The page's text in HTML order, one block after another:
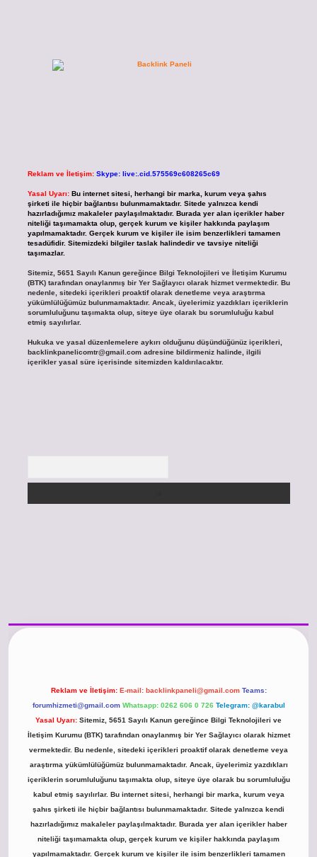
Reklam ve İletişim: Skype: live:.cid.575569c608265c69
Yasal Uyarı: Bu internet sitesi, herhangi bir marka, kurum veya şahıs
şirketi ile hiçbir bağlantısı bulunmamaktadır. Sitede yalnızca kendi
hazırladığımız makaleler paylaşılmaktadır. Burada yer alan içerikler haber
niteliği taşımamakta olup, gerçek kurum ve kişiler hakkında paylaşım
yapılmamaktadır. Gerçek kurum ve kişiler ile isim benzerlikleri tamamen
tesadüfidir. Sitemizdeki bilgiler taslak halindedir ve tavsiye niteliği
taşımazlar.
Sitemiz, 5651 Sayılı Kanun gereğince Bilgi Teknolojileri ve İletişim Kurumu
(BTK) tarafından onaylanmış bir Yer Sağlayıcı olarak hizmet vermektedir. Bu
nedenle, sitedeki içerikleri proaktif olarak denetleme veya araştırma
yükümlülüğümüz bulunmamaktadır. Ancak, üyelerimiz yazdıkları içeriklerin
sorumluluğunu taşımakta olup, siteye üye olarak bu sorumluluğu kabul
etmiş sayılırlar.
Hukuka ve yasal düzenlemelere aykırı olduğunu düşündüğünüz içerikleri,
backlinkpanelicomtr@gmail.comadresine bildirmeniz halinde, ilgili
içerikler yasal süre içerisinde sitemizden kaldırılacaktır.
Reklam ve İletişim: E-mail: backlinkpaneli@gmail.com Teams:
forumhizmeti@gmail.com Whatsapp: 0262 606 0 726 Telegram: @karabul
Yasal Uyarı: Sitemiz, 5651 Sayılı Kanun gereğince Bilgi Teknolojileri ve
İletişim Kurumu (BTK) tarafından onaylanmış bir Yer Sağlayıcı olarak hizmet
vermektedir. Bu nedenle, sitedeki içerikleri proaktif olarak denetleme veya
araştırma yükümlülüğümüz bulunmamaktadır. Ancak, üyelerimiz yazdıkları
içeriklerin sorumluluğunu taşımakta olup, siteye üye olarak bu sorumluluğu
kabul etmiş sayılırlar. Bu internet sitesi, herhangi bir marka, kurum veya
şahıs şirketi ile hiçbir bağlantısı bulunmamaktadır. Sitede yalnızca kendi
hazırladığımız makaleler paylaşılmaktadır. Burada yer alan içerikler haber
niteliği taşımamakta olup, gerçek kurum ve kişiler hakkında paylaşım
yapılmamaktadır. Gerçek kurum ve kişiler ile isim benzerlikleri tamamen